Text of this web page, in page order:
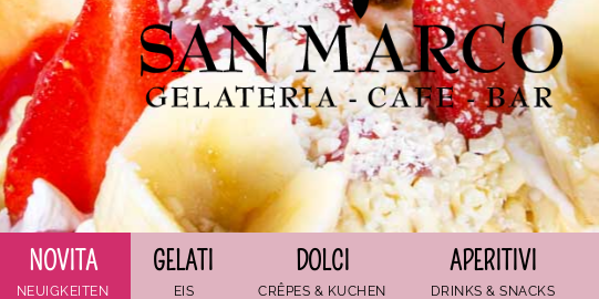
NOVITA
NEUIGKEITEN
GELATI
EIS
DOLCI
CRÊPES & KUCHEN
APERITIVI
DRINKS & SNACKS